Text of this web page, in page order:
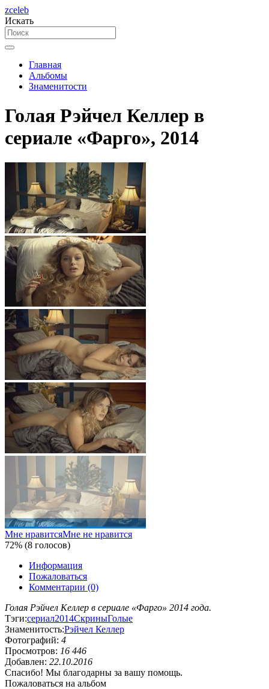
zceleb
Искать
Главная
Альбомы
Знаменитости
Голая Рэйчел Келлер в
сериале «Фарго», 2014
Мне нравитсяМне не нравится
72% (8 голосов)
Информация
Пожаловаться
Комментарии (0)
Голая Рэйчел Келлер в сериале «Фарго» 2014 года.
Тэги:сериал2014СкриныГолые
Знаменитость:Рэйчел Келлер
Фотографий: 4
Просмотров: 16 446
Добавлен: 22.10.2016
Спасибо! Мы благодарны за вашу помощь.
Пожаловаться на альбом